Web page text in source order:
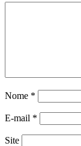
Nome *
E-mail *
Site